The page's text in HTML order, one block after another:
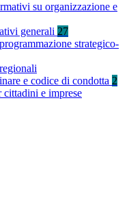
su organizzazione e
generali 27
strategico-
e codice di condotta 2
e imprese